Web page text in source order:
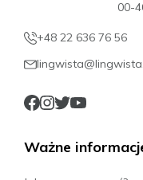
00-
+48 22 636 76 56
Ważne